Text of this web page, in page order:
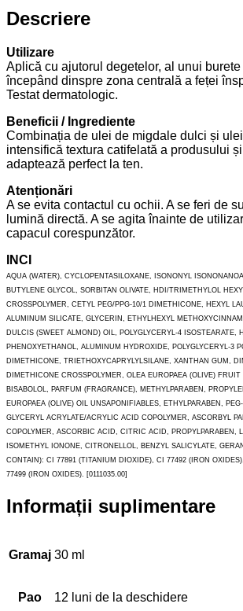
Descriere
Utilizare
Aplică cu ajutorul degetelor, al unui
începând dinspre zona centrală a feței
Testat dermatologic.
Beneficii / Ingrediente
Combinația de ulei de migdale dulci și
intensifică textura catifelată a produsului
adaptează perfect la ten.
Atenționări
A se evita contactul cu ochii. A se feri de
lumină directă. A se agita înainte de
capacul corespunzător.
INCI
AQUA (WATER), CYCLOPENTASILOXANE, ISONONYL
BUTYLENE GLYCOL, SORBITAN OLIVATE, HDI/TRIMETHYLOL
CROSSPOLYMER, CETYL PEG/PPG-10/1 DIMETHICONE, HEXYL
ALUMINUM SILICATE, GLYCERIN, ETHYLHEXYL
DULCIS (SWEET ALMOND) OIL, POLYGLYCERYL-4 ISOSTEARATE,
PHENOXYETHANOL, ALUMINUM HYDROXIDE, POLYGLYCERYL-3
DIMETHICONE, TRIETHOXYCAPRYLYLSILANE, XANTHAN GUM,
DIMETHICONE CROSSPOLYMER, OLEA EUROPAEA (OLIVE) FRUIT
BISABOLOL, PARFUM (FRAGRANCE), METHYLPARABEN,
EUROPAEA (OLIVE) OIL UNSAPONIFIABLES, ETHYLPARABEN,
GLYCERYL ACRYLATE/ACRYLIC ACID COPOLYMER, ASCORBYL
COPOLYMER, ASCORBIC ACID, CITRIC ACID, PROPYLPARABEN,
ISOMETHYL IONONE, CITRONELLOL, BENZYL SALICYLATE,
CONTAIN): CI 77891 (TITANIUM DIOXIDE), CI 77492 (IRON
77499 (IRON OXIDES). [0111035.00]
Informații suplimentare
Gramaj 30 ml
Pao 12 luni de la deschidere